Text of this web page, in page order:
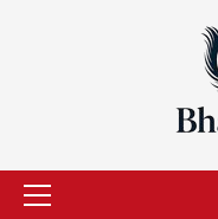
प्राथमिक